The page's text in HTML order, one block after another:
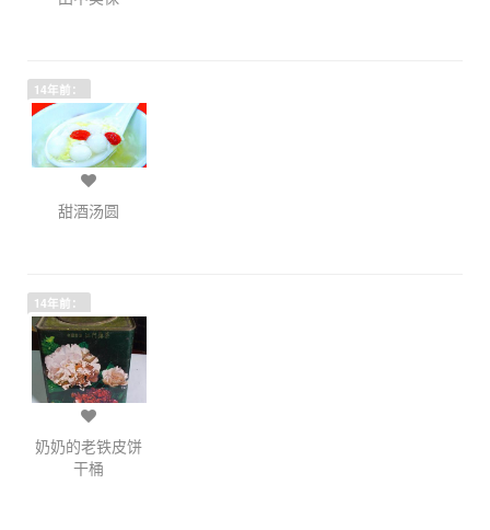
14年前：
甜酒汤圆
14年前：
奶奶的老铁皮饼
干桶